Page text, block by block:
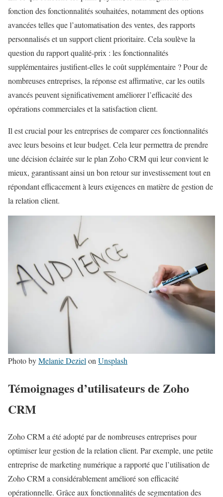
fonction des fonctionnalités souhaitées, notamment des options
avancées telles que l’automatisation des ventes, des rapports
personnalisés et un support client prioritaire. Cela soulève la
question du rapport qualité-prix : les fonctionnalités
supplémentaires justifient-elles le coût supplémentaire ? Pour de
nombreuses entreprises, la réponse est affirmative, car les outils
avancés peuvent significativement améliorer l’efficacité des
opérations commerciales et la satisfaction client.
Il est crucial pour les entreprises de comparer ces fonctionnalités
avec leurs besoins et leur budget. Cela leur permettra de prendre
une décision éclairée sur le plan Zoho CRM qui leur convient le
mieux, garantissant ainsi un bon retour sur investissement tout en
répondant efficacement à leurs exigences en matière de gestion de
la relation client.
Photo byMelanie DezielonUnsplash
Témoignages d’utilisateurs de Zoho
CRM
Zoho CRM a été adopté par de nombreuses entreprises pour
optimiser leur gestion de la relation client. Par exemple, une petite
entreprise de marketing numérique a rapporté que l’utilisation de
Zoho CRM a considérablement amélioré son efficacité
opérationnelle. Grâce aux fonctionnalités de segmentation des